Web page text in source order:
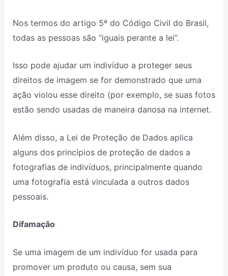
Nos termos do artigo 5º do Código Civil do Brasil,
todas as pessoas são “iguais perante a lei”.
Isso pode ajudar um indivíduo a proteger seus
direitos de imagem se for demonstrado que uma
ação violou esse direito (por exemplo, se suas fotos
estão sendo usadas de maneira danosa na internet.
Além disso, a Lei de Proteção de Dados aplica
alguns dos princípios de proteção de dados a
fotografias de indivíduos, principalmente quando
uma fotografia está vinculada a outros dados
pessoais.
Difamação
Se uma imagem de um indivíduo for usada para
promover um produto ou causa, sem sua